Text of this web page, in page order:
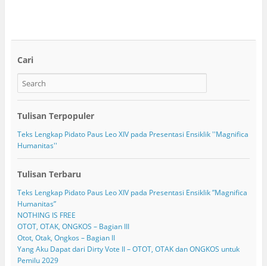
Cari
Tulisan Terpopuler
Teks Lengkap Pidato Paus Leo XIV pada Presentasi Ensiklik ''Magnifica
Humanitas''
Tulisan Terbaru
Teks Lengkap Pidato Paus Leo XIV pada Presentasi Ensiklik ”Magnifica
Humanitas”
NOTHING IS FREE
OTOT, OTAK, ONGKOS – Bagian III
Otot, Otak, Ongkos – Bagian II
Yang Aku Dapat dari Dirty Vote II – OTOT, OTAK dan ONGKOS untuk
Pemilu 2029